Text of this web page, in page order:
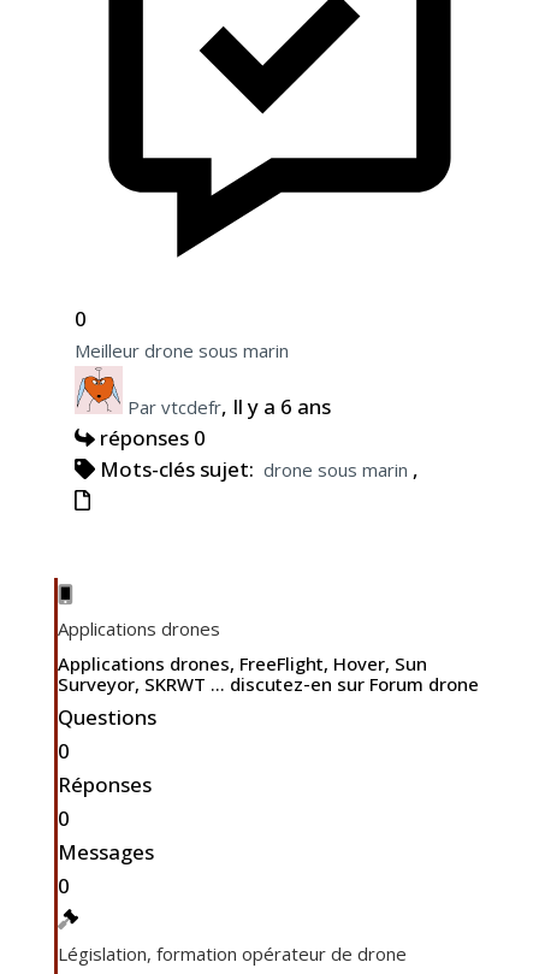
0
Meilleur drone sous marin
Par vtcdefr, Il y a 6 ans
réponses 0
Mots-clés sujet: drone sous marin ,
Applications drones
Applications drones, FreeFlight, Hover, Sun
Surveyor, SKRWT ... discutez-en sur Forum drone
Questions
0
Réponses
0
Messages
0
Législation, formation opérateur de drone